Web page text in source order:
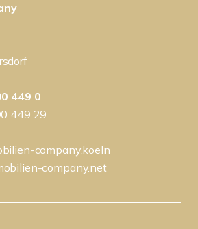
449 0
449 29
company.koeln
company.net